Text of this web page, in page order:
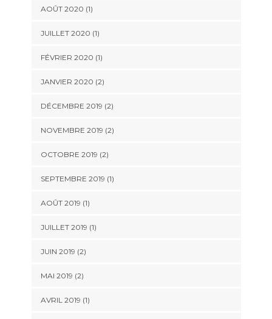
AOÛT 2020 (1)
JUILLET 2020 (1)
FÉVRIER 2020 (1)
JANVIER 2020 (2)
DÉCEMBRE 2019 (2)
NOVEMBRE 2019 (2)
OCTOBRE 2019 (2)
SEPTEMBRE 2019 (1)
AOÛT 2019 (1)
JUILLET 2019 (1)
JUIN 2019 (2)
MAI 2019 (2)
AVRIL 2019 (1)